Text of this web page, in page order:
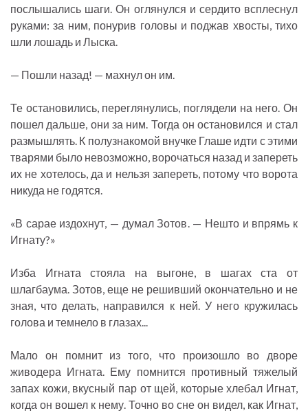
послышались шаги. Он оглянулся и сердито всплеснул
руками: за ним, понурив головы и поджав хвосты, тихо
шли лошадь и Лыска.
— Пошли назад! — махнул он им.
Те остановились, переглянулись, поглядели на него. Он
пошел дальше, они за ним. Тогда он остановился и стал
размышлять. К полузнакомой внучке Глаше идти с этими
тварями было невозможно, ворочаться назад и запереть
их не хотелось, да и нельзя запереть, потому что ворота
никуда не годятся.
«В сарае издохнут, — думал Зотов. — Нешто и впрямь к
Игнату?»
Изба Игната стояла на выгоне, в шагах ста от
шлагбаума. Зотов, еще не решивший окончательно и не
зная, что делать, направился к ней. У него кружилась
голова и темнело в глазах...
Мало он помнит из того, что произошло во дворе
живодера Игната. Ему помнится противный тяжелый
запах кожи, вкусный пар от щей, которые хлебал Игнат,
когда он вошел к нему. Точно во сне он видел, как Игнат,